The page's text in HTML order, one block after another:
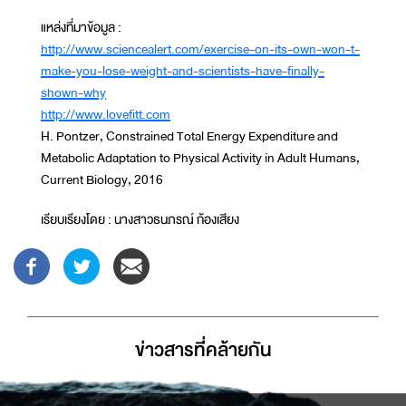
แหล่งที่มาข้อมูล :
http://www.sciencealert.com/exercise-on-its-own-won-t-
make-you-lose-weight-and-scientists-have-finally-
shown-why
http://www.lovefitt.com
H. Pontzer, Constrained Total Energy Expenditure and
Metabolic Adaptation to Physical Activity in Adult Humans,
Current Biology, 2016
เรียบเรียงโดย : นางสาวธนภรณ์ ก้องเสียง
ข่าวสารที่่คล้ายกัน